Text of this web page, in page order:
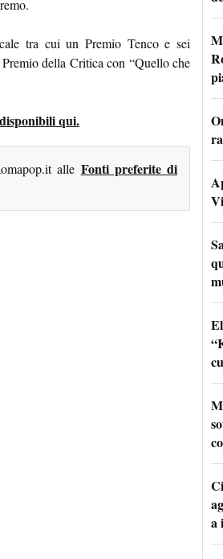
tra cui un Premio Tenco e sei
della Critica con “Quello che
qui.
alle Fonti preferite di
a